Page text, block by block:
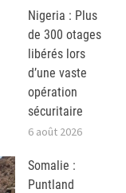
Nigeria : Plus
de 300 otages
libérés lors
d’une vaste
opération
sécuritaire
6 août 2026
Somalie :
Puntland